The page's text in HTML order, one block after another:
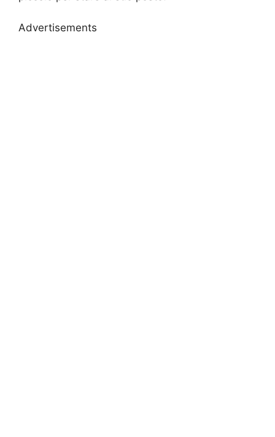
Advertisements